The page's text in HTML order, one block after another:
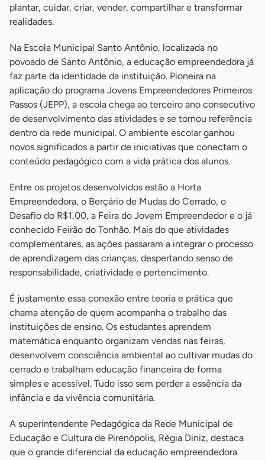
plantar, cuidar, criar, vender, compartilhar e transformar
realidades.
Na Escola Municipal Santo Antônio, localizada no
povoado de Santo Antônio, a educação empreendedora já
faz parte da identidade da instituição. Pioneira na
aplicação do programa Jovens Empreendedores Primeiros
Passos (JEPP), a escola chega ao terceiro ano consecutivo
de desenvolvimento das atividades e se tornou referência
dentro da rede municipal. O ambiente escolar ganhou
novos significados a partir de iniciativas que conectam o
conteúdo pedagógico com a vida prática dos alunos.
Entre os projetos desenvolvidos estão a Horta
Empreendedora, o Berçário de Mudas do Cerrado, o
Desafio do R$1,00, a Feira do Jovem Empreendedor e o já
conhecido Feirão do Tonhão. Mais do que atividades
complementares, as ações passaram a integrar o processo
de aprendizagem das crianças, despertando senso de
responsabilidade, criatividade e pertencimento.
É justamente essa conexão entre teoria e prática que
chama atenção de quem acompanha o trabalho das
instituições de ensino. Os estudantes aprendem
matemática enquanto organizam vendas nas feiras,
desenvolvem consciência ambiental ao cultivar mudas do
cerrado e trabalham educação financeira de forma
simples e acessível. Tudo isso sem perder a essência da
infância e da vivência comunitária.
A superintendente Pedagógica da Rede Municipal de
Educação e Cultura de Pirenópolis, Régia Diniz, destaca
que o grande diferencial da educação empreendedora